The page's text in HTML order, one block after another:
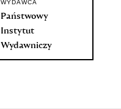
WYDAWCA
Państwowy
Instytut
Wydawniczy